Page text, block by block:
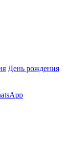
День рождения